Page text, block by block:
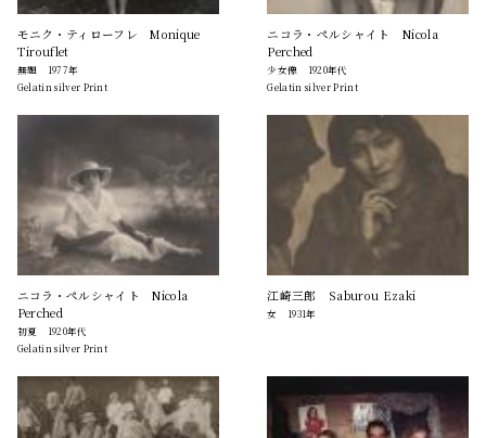
モニク・ティローフレ Monique
Tirouflet
無題 1977年
Gelatin silver Print
ニコラ・ペルシャイト Nicola
Perched
少女像 1920年代
Gelatin silver Print
ニコラ・ペルシャイト Nicola
Perched
初夏 1920年代
Gelatin silver Print
江崎三郎 Saburou Ezaki
女 1931年